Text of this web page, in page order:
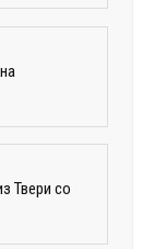
Твери со